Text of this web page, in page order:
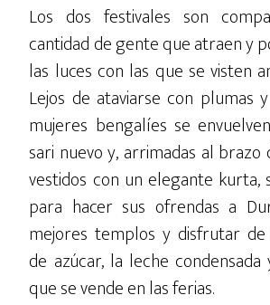
Los dos festivales son
cantidad de gente que atraen y
las luces con las que se visten
Lejos de ataviarse con plumas
mujeres bengalíes se
sari nuevo y, arrimadas al brazo
vestidos con un elegante kurta,
para hacer sus ofrendas a
mejores templos y disfrutar
de azúcar, la leche condensada
que se vende en las ferias.